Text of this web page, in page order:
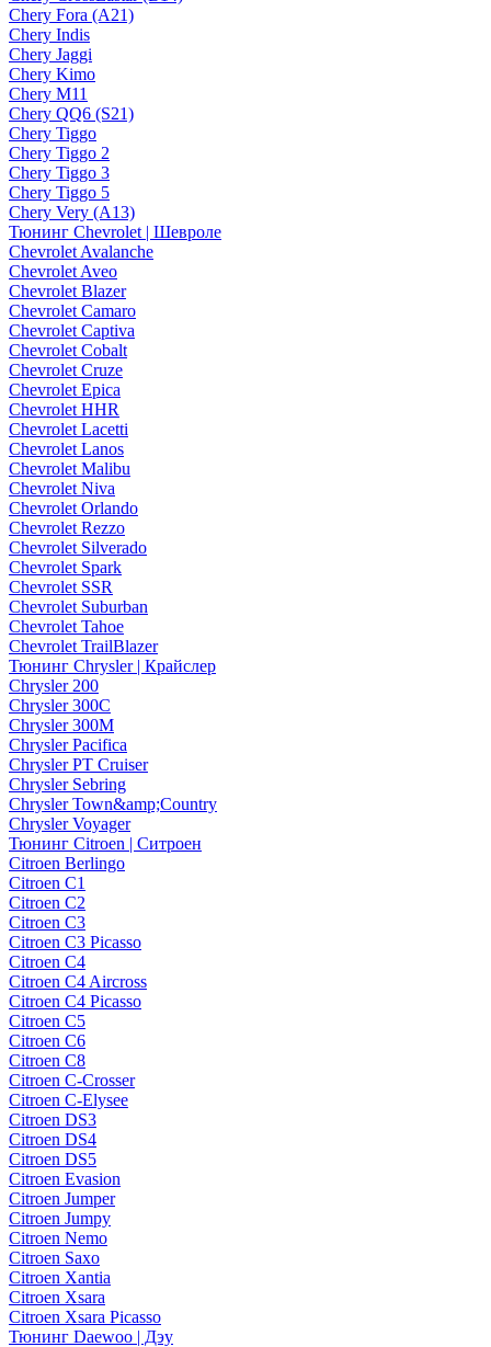
Chery Fora (A21)
Chery Indis
Chery Jaggi
Chery Kimo
Chery M11
Chery QQ6 (S21)
Chery Tiggo
Chery Tiggo 2
Chery Tiggo 3
Chery Tiggo 5
Chery Very (A13)
Тюнинг Chevrolet | Шевроле
Chevrolet Avalanche
Chevrolet Aveo
Chevrolet Blazer
Chevrolet Camaro
Chevrolet Captiva
Chevrolet Cobalt
Chevrolet Cruze
Chevrolet Epica
Chevrolet HHR
Chevrolet Lacetti
Chevrolet Lanos
Chevrolet Malibu
Chevrolet Niva
Chevrolet Orlando
Chevrolet Rezzo
Chevrolet Silverado
Chevrolet Spark
Chevrolet SSR
Chevrolet Suburban
Chevrolet Tahoe
Chevrolet TrailBlazer
Тюнинг Chrysler | Крайслер
Chrysler 200
Chrysler 300C
Chrysler 300M
Chrysler Pacifica
Chrysler PT Cruiser
Chrysler Sebring
Chrysler Town&amp;Country
Chrysler Voyager
Тюнинг Citroen | Ситроен
Citroen Berlingo
Citroen C1
Citroen C2
Citroen C3
Citroen C3 Picasso
Citroen C4
Citroen C4 Aircross
Citroen C4 Picasso
Citroen C5
Citroen C6
Citroen C8
Citroen C-Crosser
Citroen C-Elysee
Citroen DS3
Citroen DS4
Citroen DS5
Citroen Evasion
Citroen Jumper
Citroen Jumpy
Citroen Nemo
Citroen Saxo
Citroen Xantia
Citroen Xsara
Citroen Xsara Picasso
Тюнинг Daewoo | Дэу